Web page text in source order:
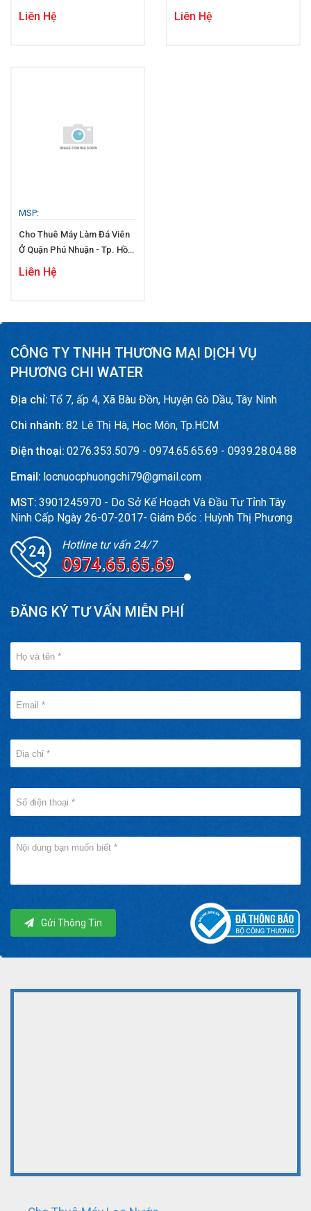
Tp. Hồ Chí Minh
Liên Hệ
Minh
Liên Hệ
MSP:
Cho Thuê Máy Làm Đá Viên
Ở Quận Phú Nhuận - Tp. Hồ
Chí Minh
Liên Hệ
CÔNG TY TNHH THƯƠNG MẠI DỊCH VỤ
PHƯƠNG CHI WATER
Địa chỉ: Tổ 7, ấp 4, Xã Bàu Đồn, Huyện Gò Dầu, Tây Ninh
Chi nhánh: 82 Lê Thị Hà, Hoc Môn, Tp.HCM
Điện thoại: 0276.353.5079 - 0974.65.65.69 - 0939.28.04.88
Email: locnuocphuongchi79@gmail.com
MST: 3901245970 - Do Sở Kế Hoạch Và Đầu Tư Tỉnh Tây
Ninh Cấp Ngày 26-07-2017- Giám Đốc : Huỳnh Thị Phương
Hotline tư vấn 24/7
0974.65.65.69
ĐĂNG KÝ TƯ VẤN MIỄN PHÍ
Gửi Thông Tin